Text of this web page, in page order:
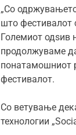
„Со
што фестивалот
Големиот одѕив
продолжуваме
понатамошниот
фестивалот.
Со ветување
технологии